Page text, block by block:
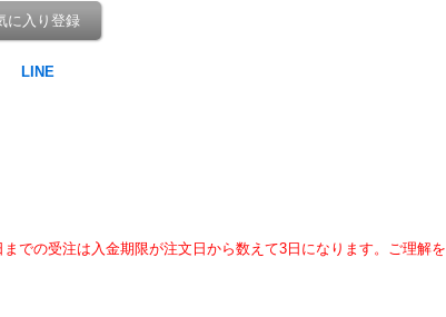
に入り登録
での受注は入金期限が注文日から数えて3日になります。ご理解を